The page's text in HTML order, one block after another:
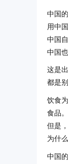
中国
用中
中国
中国
这是
都是
饮食
食品。
但是
为什
中国